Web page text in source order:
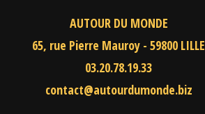
AUTOUR DU MONDE
65, rue Pierre Mauroy - 59800 LILLE
03.20.78.19.33
contact@autourdumonde.biz